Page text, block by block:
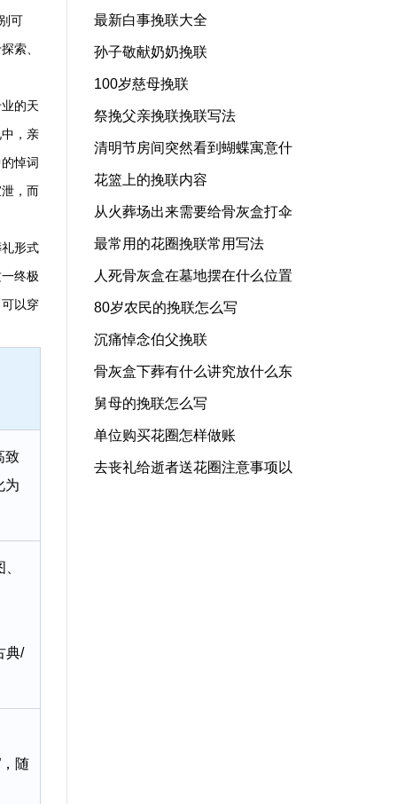
可
索、
的天
，亲
悼词
，而
形式
终极
以穿
致
为
典/
随
最新白事挽联大全
孙子敬献奶奶挽联
100岁慈母挽联
祭挽父亲挽联挽联写法
清明节房间突然看到蝴蝶寓意什
花篮上的挽联内容
从火葬场出来需要给骨灰盒打伞
最常用的花圈挽联常用写法
人死骨灰盒在墓地摆在什么位置
80岁农民的挽联怎么写
沉痛悼念伯父挽联
骨灰盒下葬有什么讲究放什么东
舅母的挽联怎么写
单位购买花圈怎样做账
去丧礼给逝者送花圈注意事项以